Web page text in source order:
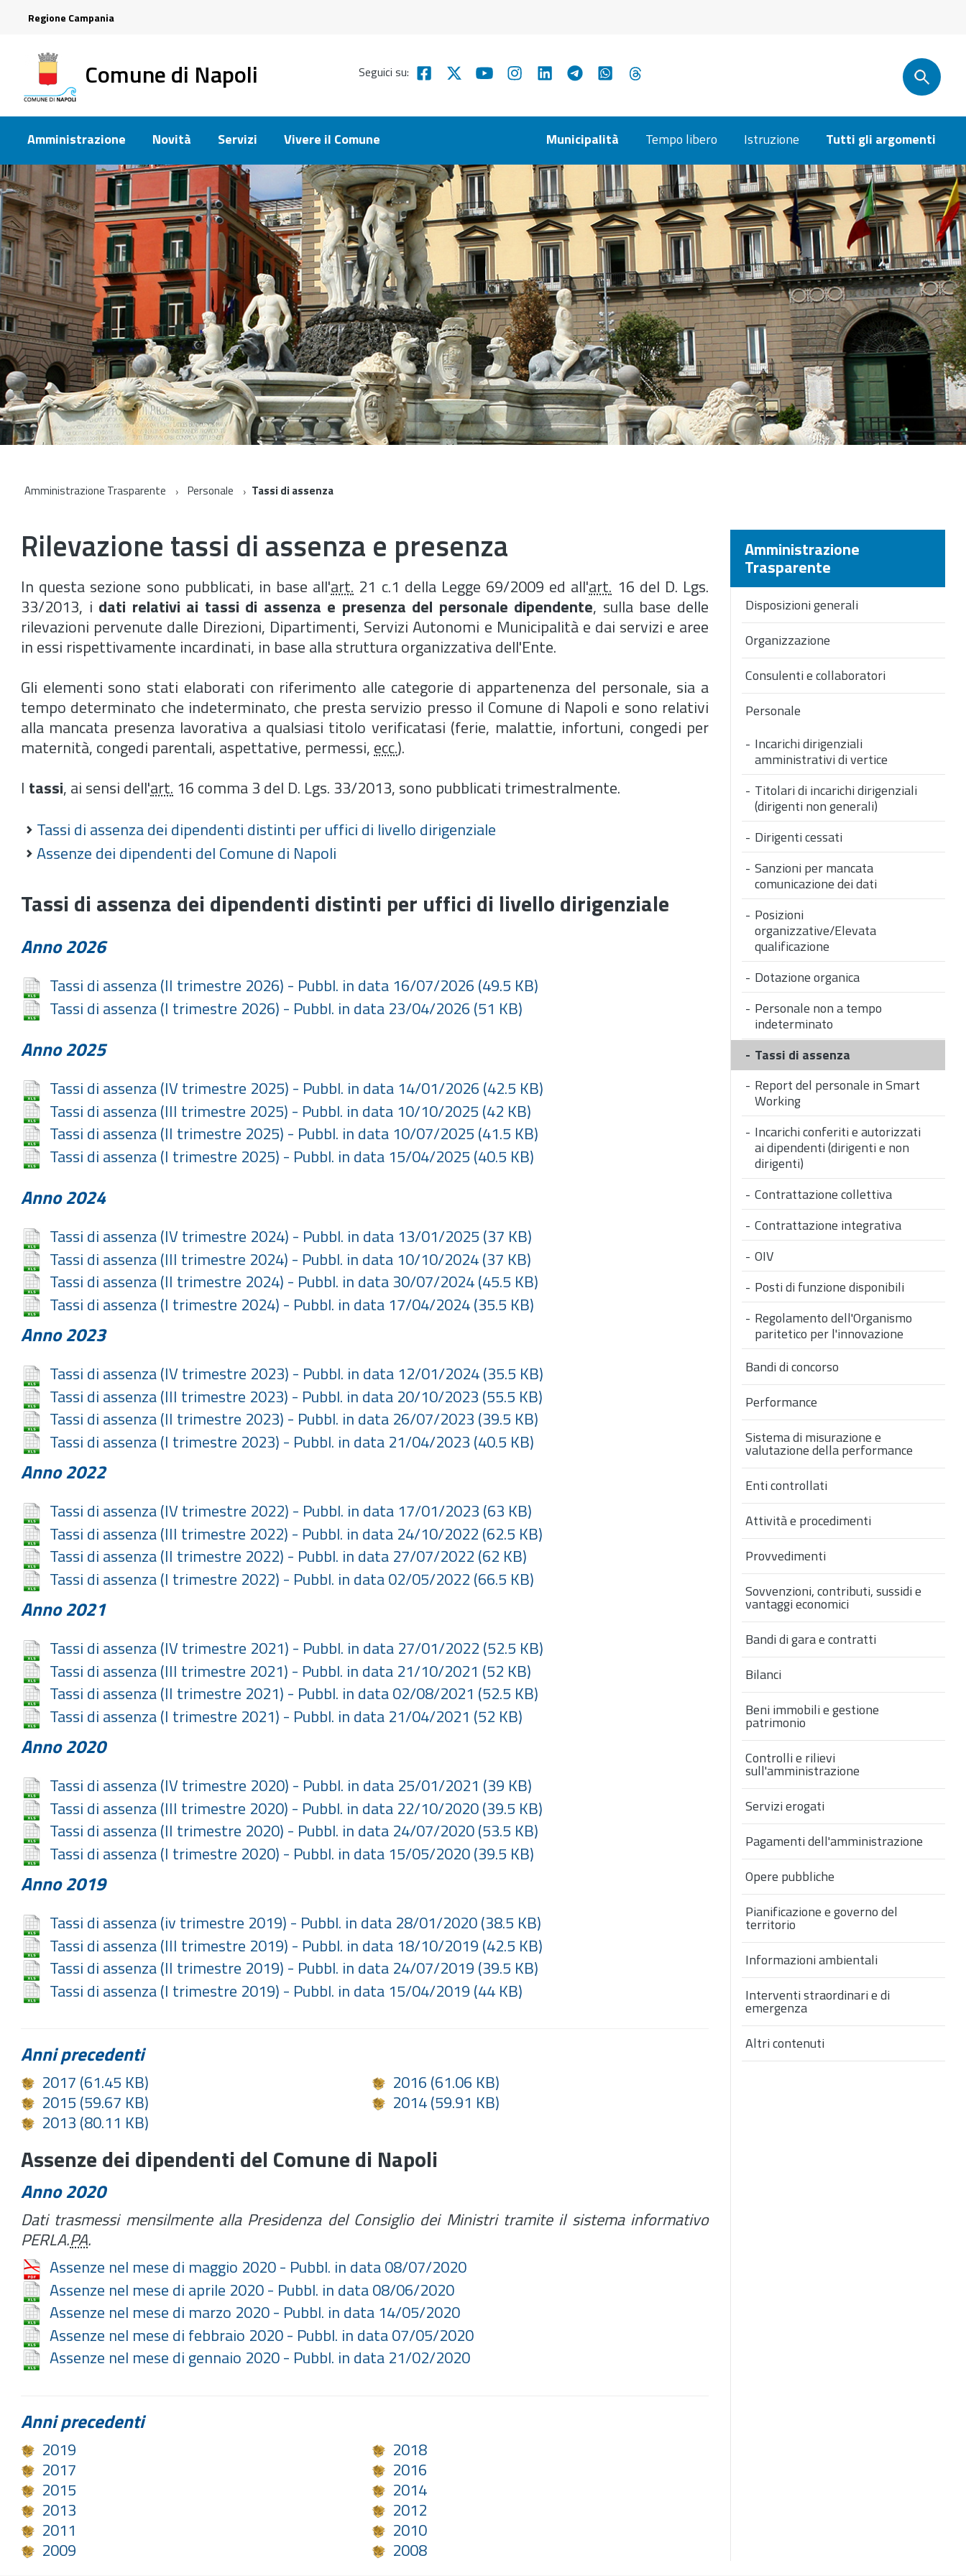
Regione Campania
Comune di Napoli Seguici su:
Amministrazione Novità Servizi Vivere il Comune Municipalità Tempo libero Istruzione Tutti gli argomenti
Amministrazione Trasparente Personale Tassi di assenza
Rilevazione tassi di assenza e presenza
In questa sezione sono pubblicati, in base all'art. 21 c.1 della Legge 69/2009 ed all'art. 16 del D. Lgs.
33/2013, i dati relativi ai tassi di assenza e presenza del personale dipendente, sulla base delle
rilevazioni pervenute dalle Direzioni, Dipartimenti, Servizi Autonomi e Municipalità e dai servizi e aree
in essi rispettivamente incardinati, in base alla struttura organizzativa dell'Ente.
Gli elementi sono stati elaborati con riferimento alle categorie di appartenenza del personale, sia a
tempo determinato che indeterminato, che presta servizio presso il Comune di Napoli e sono relativi
alla mancata presenza lavorativa a qualsiasi titolo verificatasi (ferie, malattie, infortuni, congedi per
maternità, congedi parentali, aspettative, permessi, ecc.).
I tassi, ai sensi dell'art. 16 comma 3 del D. Lgs. 33/2013, sono pubblicati trimestralmente.
Tassi di assenza dei dipendenti distinti per uffici di livello dirigenziale
Assenze dei dipendenti del Comune di Napoli
Tassi di assenza dei dipendenti distinti per uffici di livello dirigenziale
Anno 2026
Tassi di assenza (II trimestre 2026) - Pubbl. in data 16/07/2026 (49.5 KB)
Tassi di assenza (I trimestre 2026) - Pubbl. in data 23/04/2026 (51 KB)
Anno 2025
Tassi di assenza (IV trimestre 2025) - Pubbl. in data 14/01/2026 (42.5 KB)
Tassi di assenza (III trimestre 2025) - Pubbl. in data 10/10/2025 (42 KB)
Tassi di assenza (II trimestre 2025) - Pubbl. in data 10/07/2025 (41.5 KB)
Tassi di assenza (I trimestre 2025) - Pubbl. in data 15/04/2025 (40.5 KB)
Anno 2024
Tassi di assenza (IV trimestre 2024) - Pubbl. in data 13/01/2025 (37 KB)
Tassi di assenza (III trimestre 2024) - Pubbl. in data 10/10/2024(37 KB)
Tassi di assenza (II trimestre 2024) - Pubbl. in data 30/07/2024(45.5 KB)
Tassi di assenza (I trimestre 2024) - Pubbl. in data 17/04/2024(35.5 KB)
Anno 2023
Tassi di assenza (IV trimestre 2023) - Pubbl. in data 12/01/2024(35.5 KB)
Tassi di assenza (III trimestre 2023) - Pubbl. in data 20/10/2023 (55.5 KB)
Tassi di assenza (II trimestre 2023) - Pubbl. in data 26/07/2023 (39.5 KB)
Tassi di assenza (I trimestre 2023) - Pubbl. in data 21/04/2023 (40.5 KB)
Anno 2022
Tassi di assenza (IV trimestre 2022) - Pubbl. in data 17/01/2023 (63 KB)
Tassi di assenza (III trimestre 2022) - Pubbl. in data 24/10/2022 (62.5 KB)
Tassi di assenza (II trimestre 2022) - Pubbl. in data 27/07/2022 (62 KB)
Tassi di assenza (I trimestre 2022) - Pubbl. in data 02/05/2022 (66.5 KB)
Anno 2021
Tassi di assenza (IV trimestre 2021) - Pubbl. in data 27/01/2022 (52.5 KB)
Tassi di assenza (III trimestre 2021) - Pubbl. in data 21/10/2021 (52 KB)
Tassi di assenza (II trimestre 2021) - Pubbl. in data 02/08/2021 (52.5 KB)
Tassi di assenza (I trimestre 2021) - Pubbl. in data 21/04/2021 (52 KB)
Anno 2020
Tassi di assenza (IV trimestre 2020) - Pubbl. in data 25/01/2021 (39 KB)
Tassi di assenza (III trimestre 2020) - Pubbl. in data 22/10/2020(39.5 KB)
Tassi di assenza (II trimestre 2020) - Pubbl. in data 24/07/2020(53.5 KB)
Tassi di assenza (I trimestre 2020) - Pubbl. in data 15/05/2020(39.5 KB)
Anno 2019
Tassi di assenza (iv trimestre 2019) - Pubbl. in data 28/01/2020(38.5 KB)
Tassi di assenza (III trimestre 2019) - Pubbl. in data 18/10/2019 (42.5 KB)
Tassi di assenza (II trimestre 2019) - Pubbl. in data 24/07/2019 (39.5 KB)
Tassi di assenza (I trimestre 2019) - Pubbl. in data 15/04/2019 (44 KB)
Anni precedenti
2017 (61.45 KB)
2015 (59.67 KB)
2013 (80.11 KB)
2016 (61.06 KB)
2014(59.91 KB)
Assenze dei dipendenti del Comune di Napoli
Anno 2020
Dati trasmessi mensilmente alla Presidenza del Consiglio dei Ministri tramite il sistema informativo
PERLA.PA.
Assenze nel mese di maggio 2020 - Pubbl. in data 08/07/2020
Assenze nel mese di aprile 2020 - Pubbl. in data 08/06/2020
Assenze nel mese di marzo 2020 - Pubbl. in data 14/05/2020
Assenze nel mese di febbraio 2020 - Pubbl. in data 07/05/2020
Assenze nel mese di gennaio 2020 - Pubbl. in data 21/02/2020
Anni precedenti
2019
2017
2015
2013
2011
2009
2018
2016
2014
2012
2010
2008
Amministrazione
Trasparente
Disposizioni generali
Organizzazione
Consulenti e collaboratori
Personale
Incarichi dirigenziali
amministrativi di vertice
Titolari di incarichi dirigenziali
(dirigenti non generali)
Dirigenti cessati
Sanzioni per mancata
comunicazione dei dati
Posizioni
organizzative/Elevata
qualificazione
Dotazione organica
Personale non a tempo
indeterminato
Tassi di assenza
Report del personale in Smart
Working
Incarichi conferiti e autorizzati
ai dipendenti (dirigenti e non
dirigenti)
Contrattazione collettiva
Contrattazione integrativa
OIV
Posti di funzione disponibili
Regolamento dell'Organismo
paritetico per l'innovazione
Bandi di concorso
Performance
Sistema di misurazione e
valutazione della performance
Enti controllati
Attività e procedimenti
Provvedimenti
Sovvenzioni, contributi, sussidi e
vantaggi economici
Bandi di gara e contratti
Bilanci
Beni immobili e gestione
patrimonio
Controlli e rilievi
sull'amministrazione
Servizi erogati
Pagamenti dell'amministrazione
Opere pubbliche
Pianificazione e governo del
territorio
Informazioni ambientali
Interventi straordinari e di
emergenza
Altri contenuti